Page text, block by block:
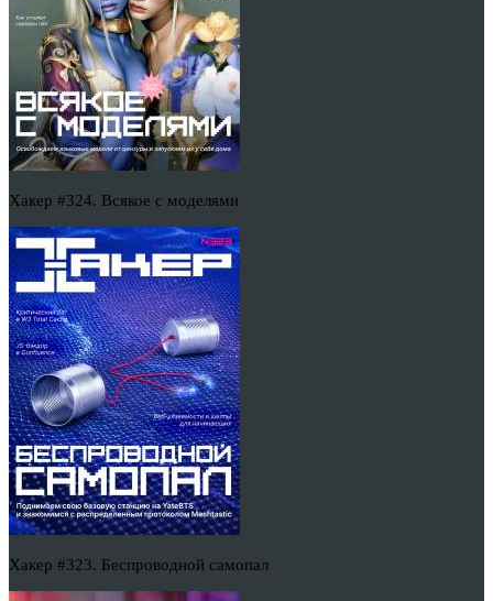
Хакер #324. Всякое с моделями
Хакер #323. Беспроводной самопал